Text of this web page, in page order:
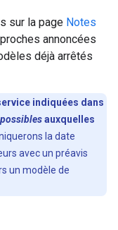
sur la page Notes
annoncées
déjà arrêtés
indiquées dans
auxquelles
la date
avec un préavis
un modèle de